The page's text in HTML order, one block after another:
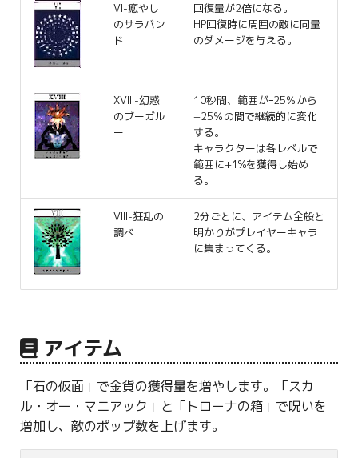
VI-癒やし
のサラバン
ド
回復量が2倍になる。
HP回復時に周囲の敵に同量
のダメージを与える。
XVIII-幻惑
のブーガル
ー
10秒間、範囲がｰ25％から
+25％の間で継続的に変化
する。
キャラクターは各レベルで
範囲に+1%を獲得し始め
る。
VIII-狂乱の
調べ
2分ごとに、アイテム全般と
明かりがプレイヤーキャラ
に集まってくる。
アイテム
「石の仮面」で金貨の獲得量を増やします。「スカ
ル・オー・マニアック」と「トローナの箱」で呪いを
増加し、敵のポップ数を上げます。